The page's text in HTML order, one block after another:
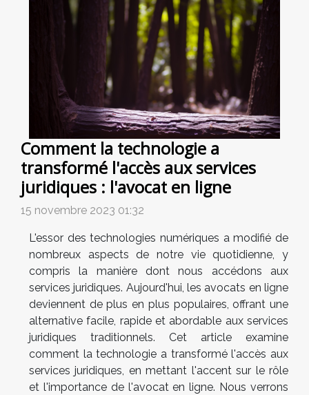
Comment la technologie a
transformé l'accès aux services
juridiques : l'avocat en ligne
15 novembre 2023 01:32
L'essor des technologies numériques a modifié de
nombreux aspects de notre vie quotidienne, y
compris la manière dont nous accédons aux
services juridiques. Aujourd'hui, les avocats en ligne
deviennent de plus en plus populaires, offrant une
alternative facile, rapide et abordable aux services
juridiques traditionnels. Cet article examine
comment la technologie a transformé l'accès aux
services juridiques, en mettant l'accent sur le rôle
et l'importance de l'avocat en ligne. Nous verrons